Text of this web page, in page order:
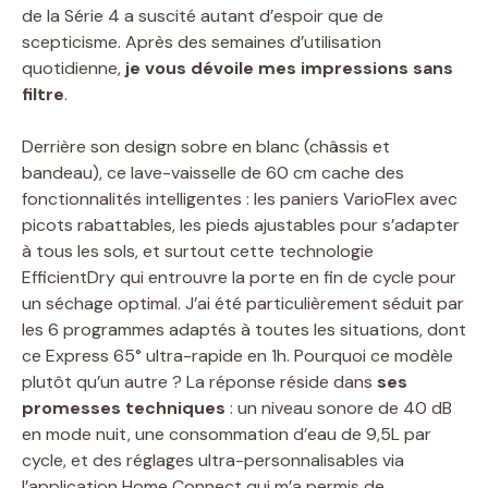
de la Série 4 a suscité autant d’espoir que de
scepticisme. Après des semaines d’utilisation
quotidienne, je vous dévoile mes impressions sans
filtre.
Derrière son design sobre en blanc (châssis et
bandeau), ce lave-vaisselle de 60 cm cache des
fonctionnalités intelligentes : les paniers VarioFlex avec
picots rabattables, les pieds ajustables pour s’adapter
à tous les sols, et surtout cette technologie
EfficientDry qui entrouvre la porte en fin de cycle pour
un séchage optimal. J’ai été particulièrement séduit par
les 6 programmes adaptés à toutes les situations, dont
ce Express 65° ultra-rapide en 1h. Pourquoi ce modèle
plutôt qu’un autre ? La réponse réside dans ses
promesses techniques : un niveau sonore de 40 dB
en mode nuit, une consommation d’eau de 9,5L par
cycle, et des réglages ultra-personnalisables via